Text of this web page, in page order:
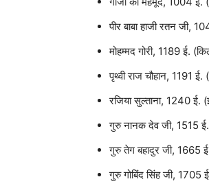
पीर बाबा हाजी रतन जी,
मोहम्मद गोरी, 1189 ई.
पृथ्वी राज चौहान, 1191 ई.
रजिया सुल्ताना, 1240
गुरु नानक देव जी, 1515 ई.
गुरु तेग बहादुर जी, 1665
गुरु गोबिंद सिंह जी, 1705